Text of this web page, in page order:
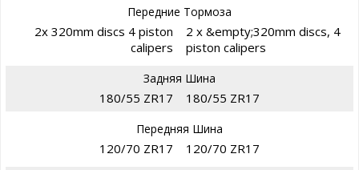
Передние Тормоза
2x 320mm discs 4 piston
calipers
2 x &empty;320mm discs, 4
piston calipers
Задняя Шина
180/55 ZR17 180/55 ZR17
Передняя Шина
120/70 ZR17 120/70 ZR17